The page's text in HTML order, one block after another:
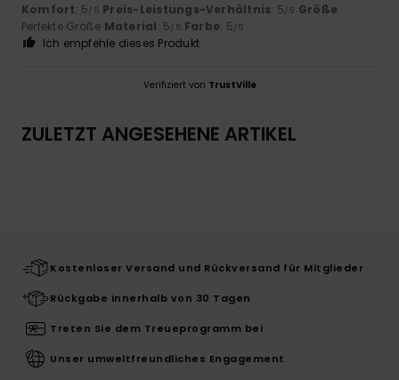
Komfort: 5/5 Preis-Leistungs-Verhältnis: 5/5 Größe:
Perfekte Größe Material: 5/5 Farbe: 5/5
Ich empfehle dieses Produkt
Verifiziert von TrustVille
ZULETZT ANGESEHENE ARTIKEL
Kostenloser Versand und Rückversand für Mitglieder
Rückgabe innerhalb von 30 Tagen
Treten Sie dem Treueprogramm bei
Unser umweltfreundliches Engagement